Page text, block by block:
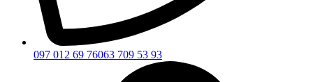
097 012 69 76063 709 53 93